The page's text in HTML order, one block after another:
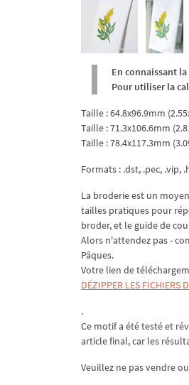
En connaissant
Pour utiliser la
Taille : 64.8x96.9mm
Taille : 71.3x106.6mm
Taille : 78.4x117.3mm
Formats : .dst, .pec, .vip,
La broderie est un
tailles pratiques pour
broder, et le guide de
Alors n'attendez pas -
Pâques.
Votre lien de
DÉZIPPER LES FICHIERS
.
Ce motif a été testé et
article final, car les
Veuillez ne pas vendre